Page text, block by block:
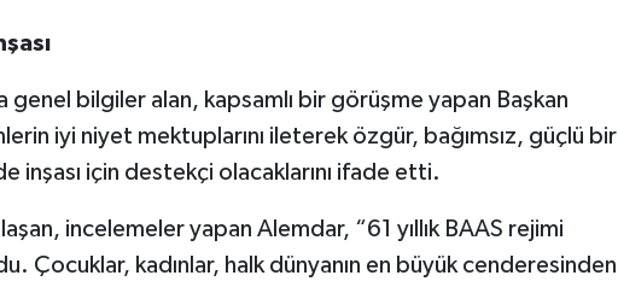
genel bilgiler alan, kapsamlı bir görüşme yapan Başkan
iyi niyet mektuplarını ileterek özgür, bağımsız, güçlü bir
inşası için destekçi olacaklarını ifade etti.
incelemeler yapan Alemdar, “61 yıllık BAAS rejimi
Çocuklar, kadınlar, halk dünyanın en büyük cenderesinden